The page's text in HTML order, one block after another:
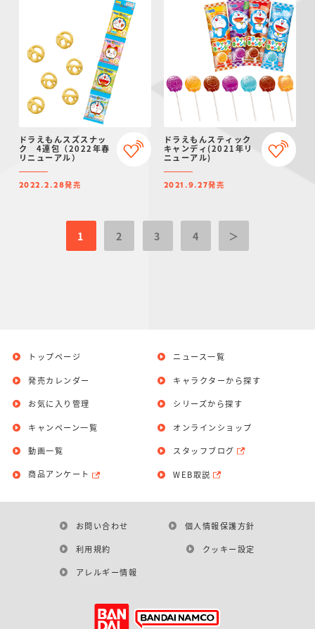
ドラえもんスズスナッ
ク 4連包（2022年春
リニューアル）
2022.2.28発売
ドラえもんスティック
キャンディ(2021年リ
ニューアル)
2021.9.27発売
1 2 3 4 ＞
トップページ
発売カレンダー
お気に入り管理
ニュース一覧
キャラクターから探す
シリーズから探す
キャンペーン一覧
動画一覧
商品アンケート
オンラインショップ
スタッフブログ
WEB取説
お問い合わせ 個人情報保護方針
利用規約 クッキー設定
アレルギー情報